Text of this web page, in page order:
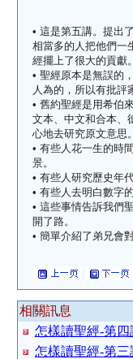
• 這是第五講。提出
相當多的人把他們一
經擺上了很大的貢獻。
• 聖經原本是無誤的
人為的，所以有批評
• 舊約聖經是用希伯
文本、中文和合本、
心地去研究原文意思。
• 有些人花一生的時
景。
• 有些人研究歷史年
• 有些人去明白數字
• 這些事情告訴我們
開了路。
• 簡單介紹了弟兄會
相關訊息
怎樣讀聖經-第四
怎樣讀聖經-第三